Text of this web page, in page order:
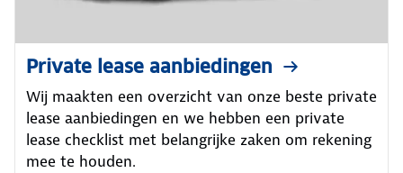
Private lease aanbiedingen
Wij maakten een overzicht van onze beste private
lease aanbiedingen en we hebben een private
lease checklist met belangrijke zaken om rekening
mee te houden.